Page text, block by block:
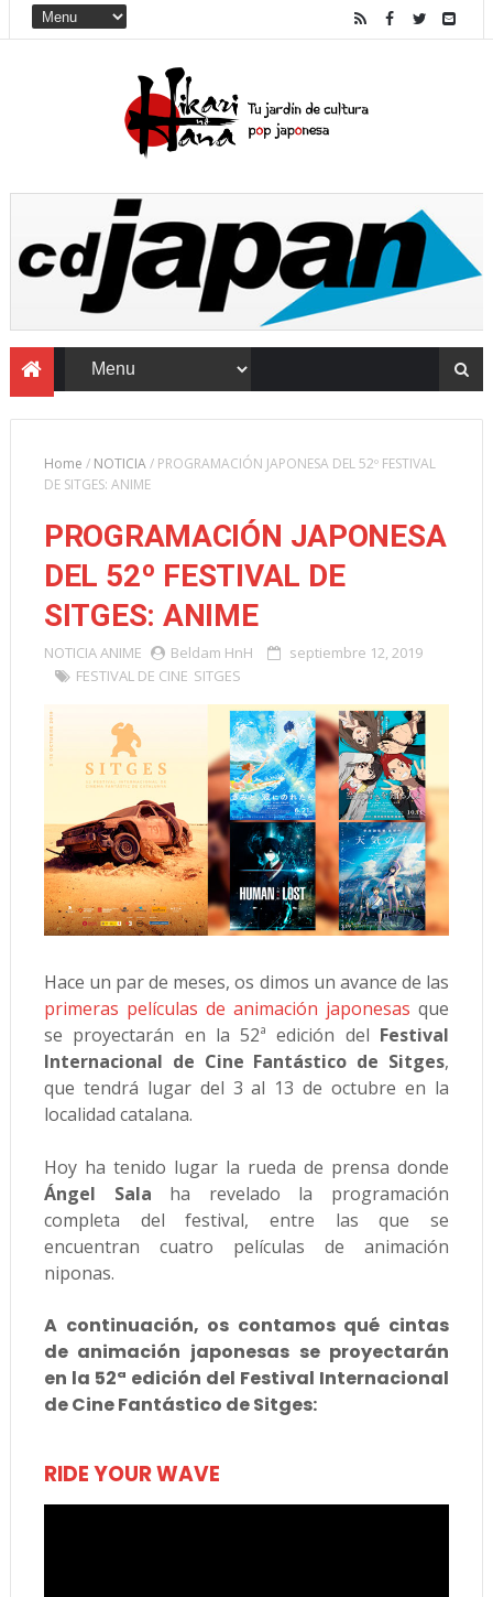
Home / NOTICIA/ PROGRAMACIÓN JAPONESA DEL 52º FESTIVAL
DE SITGES: ANIME
PROGRAMACIÓN JAPONESA
DEL 52º FESTIVAL DE
SITGES: ANIME
NOTICIAANIME Beldam HnH
septiembre 12, 2019
FESTIVAL DE CINE SITGES
Hace un par de meses, os dimos un avance de las
primeras películas de animación japonesas que
se proyectarán en la 52ª edición del Festival
Internacional de Cine Fantástico de Sitges,
que tendrá lugar del 3 al 13 de octubre en la
localidad catalana.
Hoy ha tenido lugar la rueda de prensa donde
Ángel Sala ha revelado la programación
completa del festival, entre las que se
encuentran cuatro películas de animación
niponas.
A continuación, os contamos qué cintas
de animación japonesas se proyectarán
en la 52ª edición del Festival Internacional
de Cine Fantástico de Sitges:
RIDE YOUR WAVE